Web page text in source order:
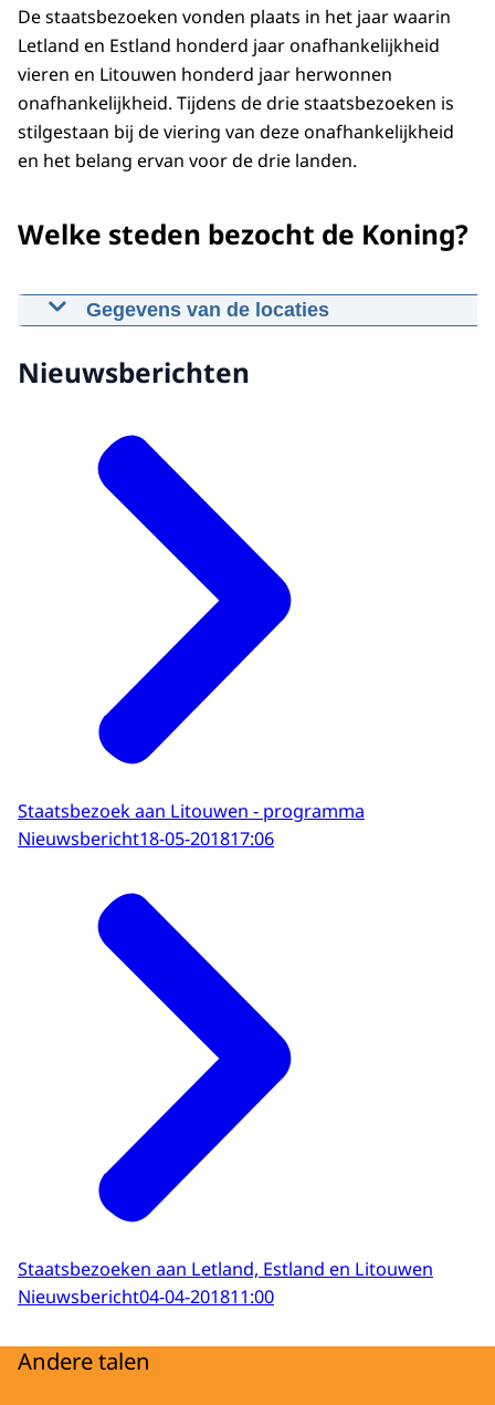
De staatsbezoeken vonden plaats in het jaar waarin
Letland en Estland honderd jaar onafhankelijkheid
vieren en Litouwen honderd jaar herwonnen
onafhankelijkheid. Tijdens de drie staatsbezoeken is
stilgestaan bij de viering van deze onafhankelijkheid
en het belang ervan voor de drie landen.
Welke steden bezocht de Koning?
Gegevens van de locaties
In Vilnius bezoekt de Koning het
begraafplaats en het Vilnius Tech Park.
Kaunas
Samen met president Grybauskaitė
woont de Koning de onthulling bij van
het lichtmonument ter nagedachtenis
aan de Nederlandse oud-diplomaat Jan
Zwartendijk.
De Koning en president Grybauskaitė
bezoeken de Enhanced Forward
Presence (eFP) Battle Group van de
Nieuwsberichten
Staatsbezoek aan Litouwen - programma
Nieuwsbericht18-05-201817:06
Staatsbezoeken aan Letland, Estland en Litouwen
Nieuwsbericht04-04-201811:00
Andere talen